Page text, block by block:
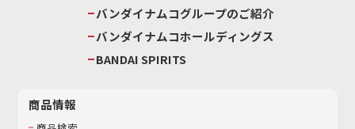
バンダイナムコグループのご紹介
バンダイナムコホールディングス
BANDAI SPIRITS
商品情報